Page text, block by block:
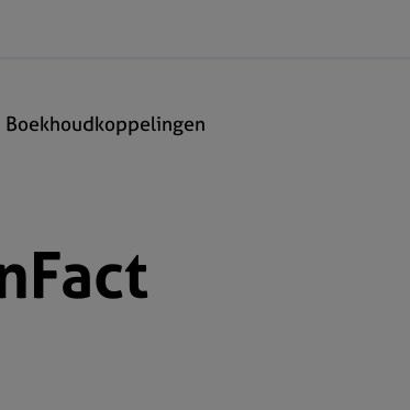
Boekhoudkoppelingen